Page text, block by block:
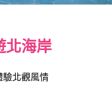
北海岸
驗北觀風情